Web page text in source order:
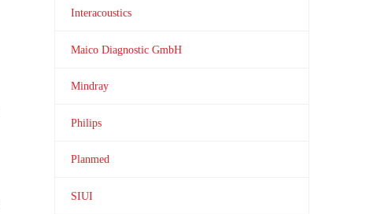
Interacoustics
Maico Diagnostic GmbH
Mindray
Philips
Planmed
SIUI